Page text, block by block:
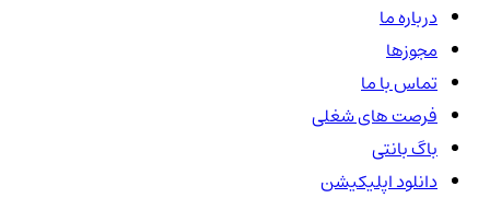
درباره ما
مجوزها
تماس با ما
فرصت های شغلی
باگ بانتی
دانلود اپلیکیشن